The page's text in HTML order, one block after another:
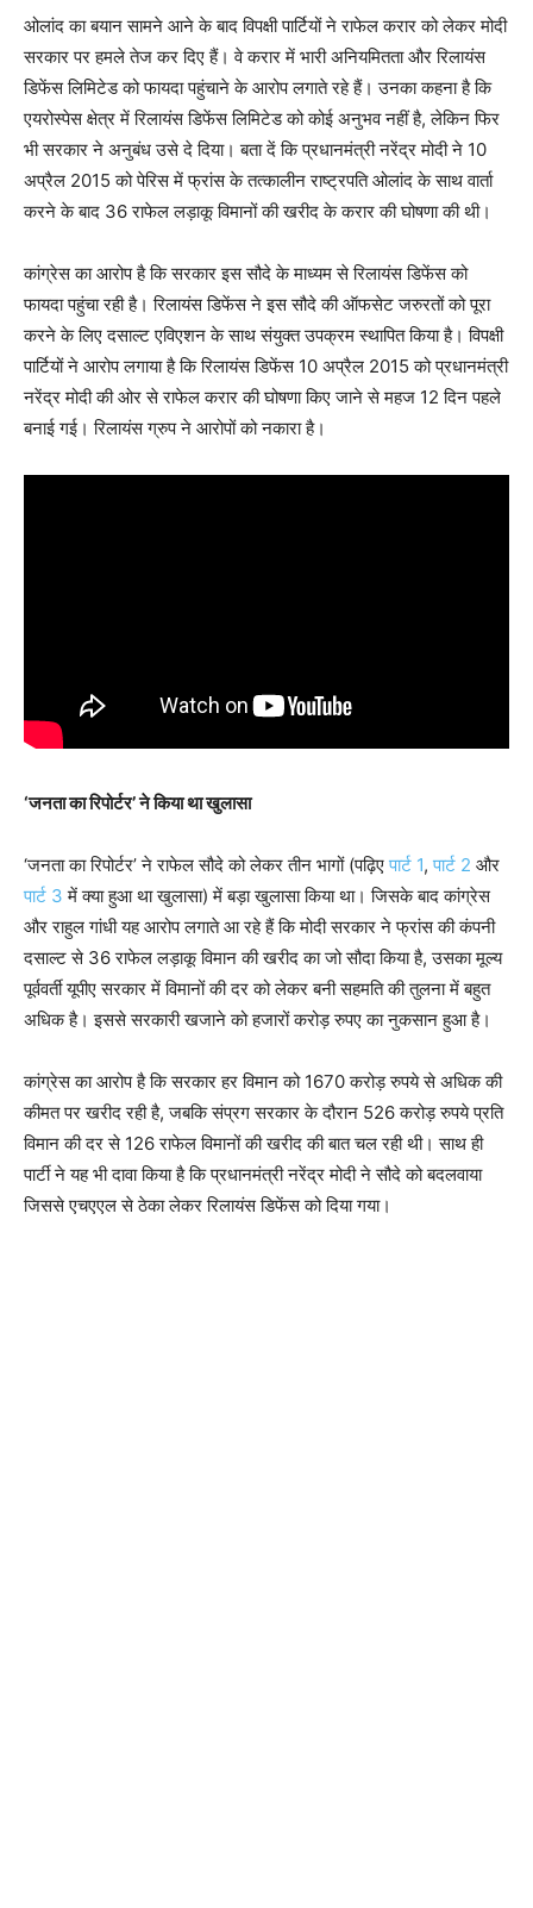
ओलांद का बयान सामने आने के बाद विपक्षी पार्टियों ने राफेल करार को लेकर मोदी
सरकार पर हमले तेज कर दिए हैं। वे करार में भारी अनियमितता और रिलायंस
डिफेंस लिमिटेड को फायदा पहुंचाने के आरोप लगाते रहे हैं। उनका कहना है कि
एयरोस्पेस क्षेत्र में रिलायंस डिफेंस लिमिटेड को कोई अनुभव नहीं है, लेकिन फिर
भी सरकार ने अनुबंध उसे दे दिया। बता दें कि प्रधानमंत्री नरेंद्र मोदी ने 10
अप्रैल 2015 को पेरिस में फ्रांस के तत्कालीन राष्ट्रपति ओलांद के साथ वार्ता
करने के बाद 36 राफेल लड़ाकू विमानों की खरीद के करार की घोषणा की थी।
कांग्रेस का आरोप है कि सरकार इस सौदे के माध्यम से रिलायंस डिफेंस को
फायदा पहुंचा रही है। रिलायंस डिफेंस ने इस सौदे की ऑफसेट जरुरतों को पूरा
करने के लिए दसाल्ट एविएशन के साथ संयुक्त उपक्रम स्थापित किया है। विपक्षी
पार्टियों ने आरोप लगाया है कि रिलायंस डिफेंस 10 अप्रैल 2015 को प्रधानमंत्री
नरेंद्र मोदी की ओर से राफेल करार की घोषणा किए जाने से महज 12 दिन पहले
बनाई गई। रिलायंस ग्रुप ने आरोपों को नकारा है।
‘जनता का रिपोर्टर’ ने किया था खुलासा
‘जनता का रिपोर्टर’ ने राफेल सौदे को लेकर तीन भागों (पढ़िएपार्ट 1,पार्ट 2 और
पार्ट 3 में क्या हुआ था खुलासा) में बड़ा खुलासा किया था। जिसके बाद कांग्रेस
और राहुल गांधी यह आरोप लगाते आ रहे हैं कि मोदी सरकार ने फ्रांस की कंपनी
दसाल्ट से 36 राफेल लड़ाकू विमान की खरीद का जो सौदा किया है, उसका मूल्य
पूर्ववर्ती यूपीए सरकार में विमानों की दर को लेकर बनी सहमति की तुलना में बहुत
अधिक है। इससे सरकारी खजाने को हजारों करोड़ रुपए का नुकसान हुआ है।
कांग्रेस का आरोप है कि सरकार हर विमान को 1670 करोड़ रुपये से अधिक की
कीमत पर खरीद रही है, जबकि संप्रग सरकार के दौरान 526 करोड़ रुपये प्रति
विमान की दर से 126 राफेल विमानों की खरीद की बात चल रही थी। साथ ही
पार्टी ने यह भी दावा किया है कि प्रधानमंत्री नरेंद्र मोदी ने सौदे को बदलवाया
जिससे एचएएल से ठेका लेकर रिलायंस डिफेंस को दिया गया।